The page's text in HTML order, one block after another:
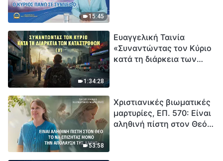
15:45
1:34:28
Ευαγγελική Ταινία
«Συναντώντας τον Κύριο
κατά τη διάρκεια των
εξαφάνισης». Οι
καταστροφές χτυπούν.
Ξεκινά η αντίστροφη
53:58
Χριστιανικές βιωματικές
μαρτυρίες, ΕΠ. 570: Είναι
αληθινή πίστη στον Θεό